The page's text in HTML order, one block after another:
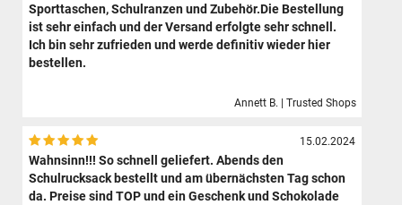
Sporttaschen, Schulranzen und Zubehör.Die Bestellung
ist sehr einfach und der Versand erfolgte sehr schnell.
Ich bin sehr zufrieden und werde definitiv wieder hier
bestellen.
Annett B. | Trusted Shops
15.02.2024
Wahnsinn!!! So schnell geliefert. Abends den
Schulrucksack bestellt und am übernächsten Tag schon
da. Preise sind TOP und ein Geschenk und Schokolade